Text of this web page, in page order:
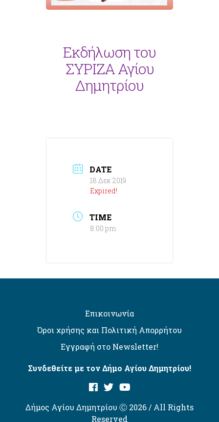
Εκδήλωση του
ΣΥΡΙΖΑ Αγίου
Δημητρίου
DATE
18 Δεκ 2019
Expired!
TIME
8:00 pm
Επικοινωνία
Όροι χρήσης και Πολιτική Απορρήτου
Εγγραφή στο Newsletter!
Συνδεθείτε με τον Δήμο Αγίου Δημητρίου!
Δήμος Αγίου Δημητρίου Ⓒ 2026 / All Rights
Reserved